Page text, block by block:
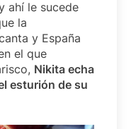
ahí le sucede
la
y España
el que
Nikita echa
esturión de su